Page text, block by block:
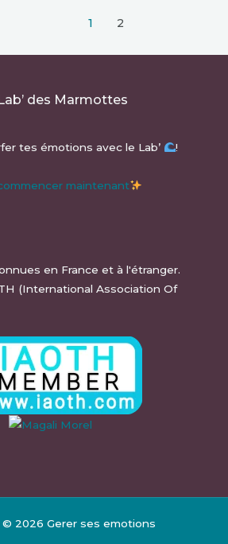
1 2
des Marmottes
tes émotions avec le Lab’ !
maintenant
en France et à l'étranger.
(International Association Of
2026 Gerer ses emotions